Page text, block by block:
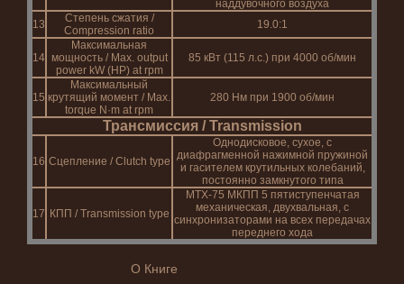
наддувочного воздуха
13
Степень сжатия /
Compression ratio
19.0:1
14
Максимальная
мощность / Max. output
power kW (HP) at rpm
85 кВт (115 л.с.) при 4000 об/мин
15
Максимальный
крутящий момент / Max.
torque N·m at rpm
280 Нм при 1900 об/мин
Трансмиссия / Transmission
16 Сцепление / Clutch type
Однодисковое, сухое, с
диафрагменной нажимной пружиной
и гасителем крутильных колебаний,
постоянно замкнутого типа
17 КПП / Transmission type
MTX-75 МКПП 5 пятиступенчатая
механическая, двухвальная, с
синхронизаторами на всех передачах
переднего хода
О Книге